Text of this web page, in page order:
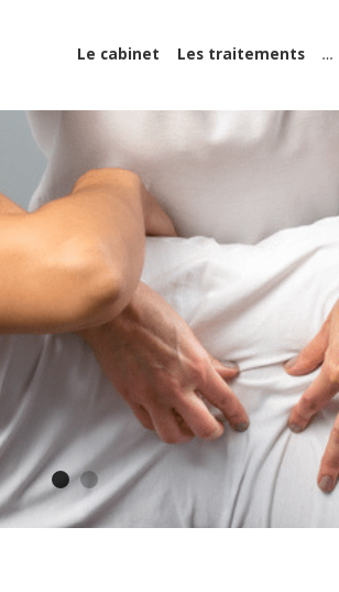
Le cabinet Les traitements …